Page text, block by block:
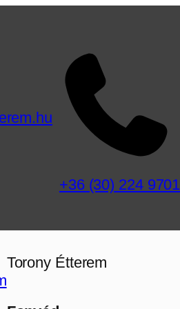
+36 (30) 224 9701
Torony Étterem